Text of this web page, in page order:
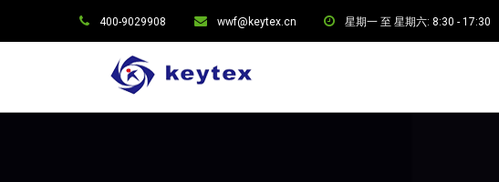
400-9029908 wwf@keytex.cn 星期一 至 星期六: 8:30 - 17:30